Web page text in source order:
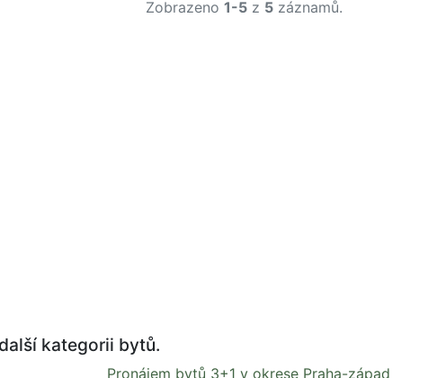
Zobrazeno 1-5 z 5 záznamů.
kategorii bytů.
Pronájem bytů 3+1 v okrese Praha-západ